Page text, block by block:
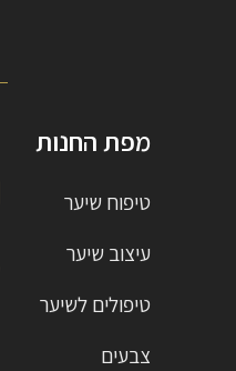
מפת החנות
טיפוח שיער
עיצוב שיער
טיפולים לשיער
צבעים